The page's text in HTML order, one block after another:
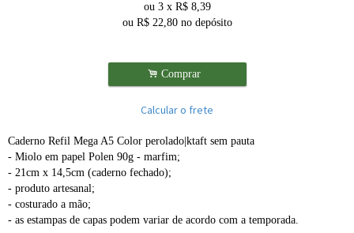
ou 3 x R$ 8,39
ou R$ 22,80 no depósito
. Comprar
Calcular o frete
Caderno Refil Mega A5 Color perolado|ktaft sem pauta
- Miolo em papel Polen 90g - marfim;
- 21cm x 14,5cm (caderno fechado);
- produto artesanal;
- costurado a mão;
- as estampas de capas podem variar de acordo com a temporada.